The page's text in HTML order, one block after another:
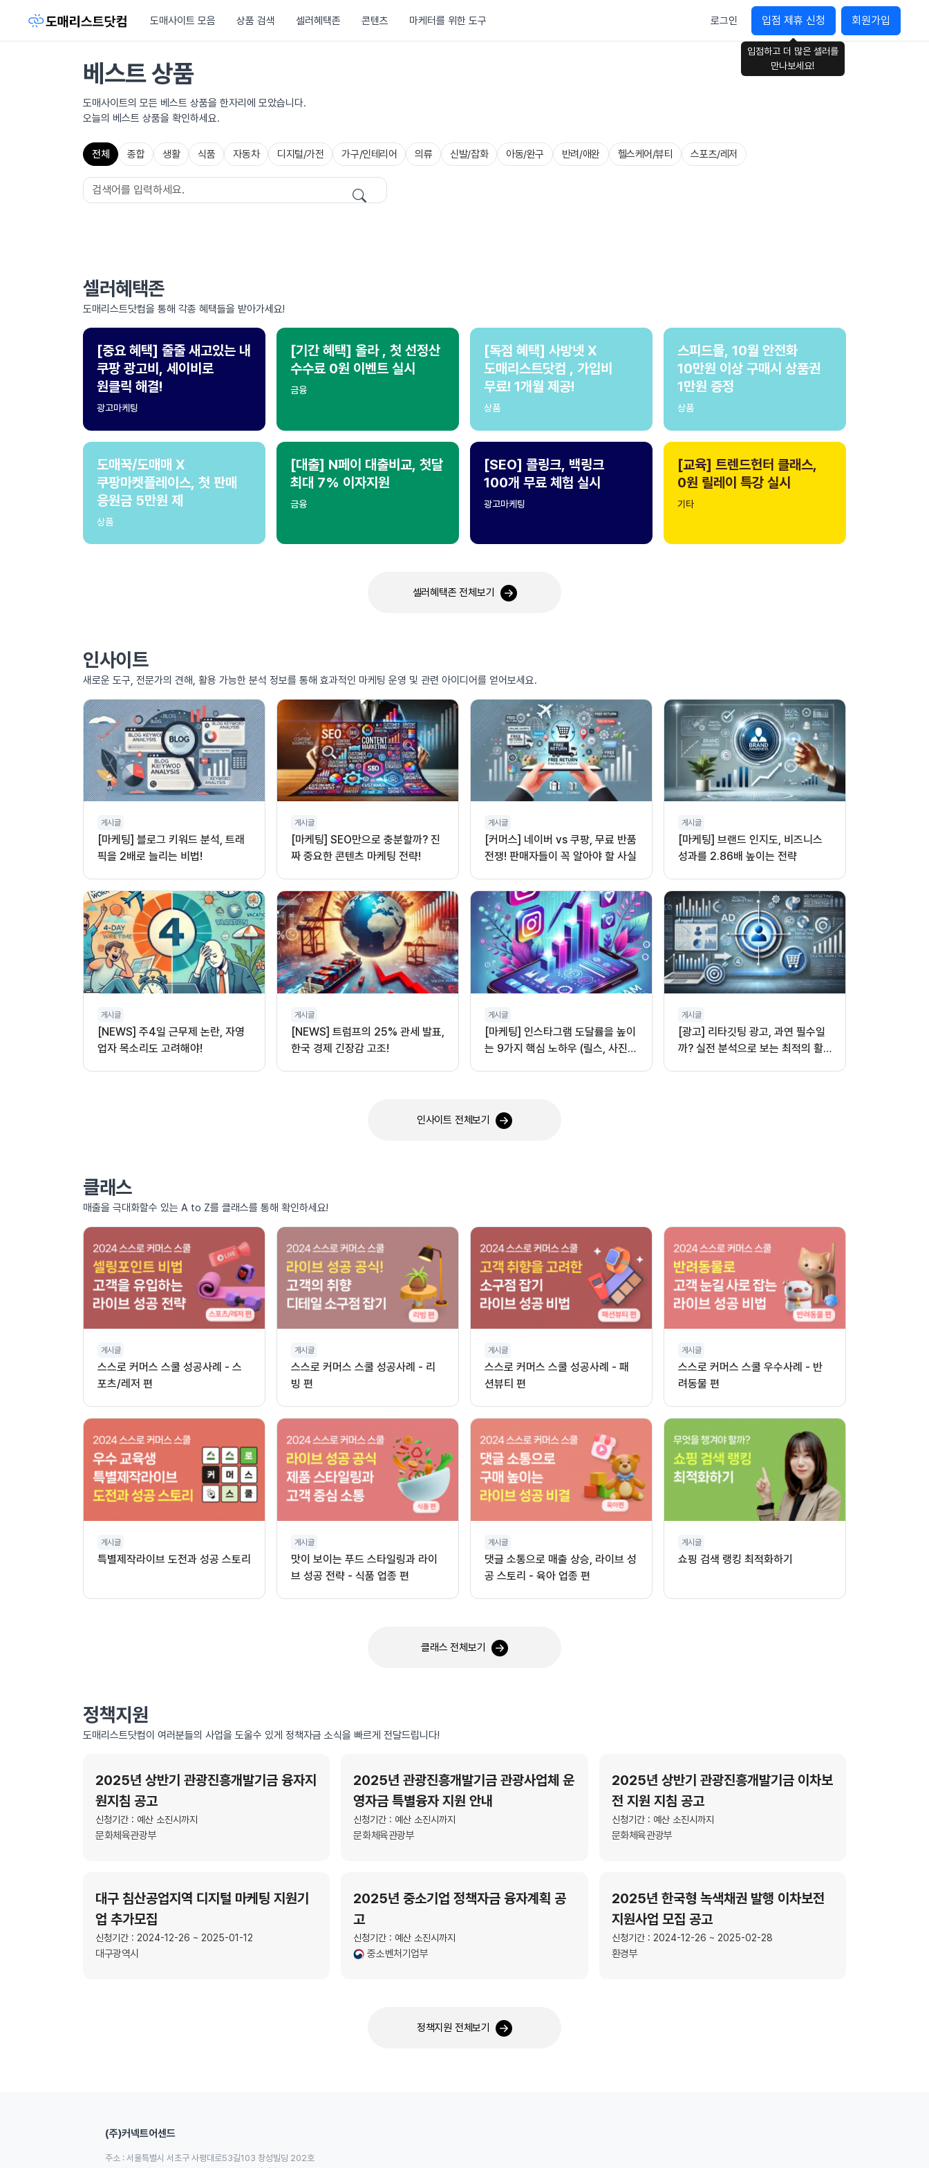
도매사이트 모음 상품 검색 셀러혜택존 콘텐츠 마케터를 위한 도구 로그인 입점 제휴 신청
입점하고 더 많은 셀러를
만나보세요!
회원가입
베스트 상품
도매사이트의 모든 베스트 상품을 한자리에 모았습니다.
오늘의 베스트 상품을 확인하세요.
전체 종합 생활 식품 자동차 디지털/가전 가구/인테리어 의류 신발/잡화 아동/완구 반려/애완 헬스케어/뷰티 스포츠/레저
셀러혜택존
도매리스트닷컴을 통해 각종 혜택들을 받아가세요!
[중요 혜택] 줄줄 새고있는 내
쿠팡 광고비, 세이비로
원클릭 해결!
광고마케팅
[기간 혜택] 올라 , 첫 선정산
수수료 0원 이벤트 실시
금융
[독점 혜택] 사방넷 X
도매리스트닷컴 , 가입비
무료! 1개월 제공!
상품
스피드몰, 10월 안전화
10만원 이상 구매시 상품권
1만원 증정
상품
도매꾹/도매매 X
쿠팡마켓플레이스, 첫 판매
응원금 5만원 제
상품
[대출] N페이 대출비교, 첫달
최대 7% 이자지원
금융
[SEO] 콜링크, 백링크
100개 무료 체험 실시
광고마케팅
[교육] 트렌드헌터 클래스,
0원 릴레이 특강 실시
기타
셀러혜택존 전체보기
인사이트
새로운 도구, 전문가의 견해, 활용 가능한 분석 정보를 통해 효과적인 마케팅 운영 및 관련 아이디어를 얻어보세요.
게시글
[마케팅] 블로그 키워드 분석, 트래
픽을 2배로 늘리는 비법!
게시글
[마케팅] SEO만으로 충분할까? 진
짜 중요한 콘텐츠 마케팅 전략!
게시글
[커머스] 네이버 vs 쿠팡, 무료 반품
전쟁! 판매자들이 꼭 알아야 할 사실
게시글
[마케팅] 브랜드 인지도, 비즈니스
성과를 2.86배 높이는 전략
게시글
[NEWS] 주4일 근무제 논란, 자영
업자 목소리도 고려해야!
게시글
[NEWS] 트럼프의 25% 관세 발표,
한국 경제 긴장감 고조!
게시글
[마케팅] 인스타그램 도달률을 높이
는 9가지 핵심 노하우 (릴스, 사진,
게시글
[광고] 리타깃팅 광고, 과연 필수일
까? 실전 분석으로 보는 최적의 활
인사이트 전체보기
클래스
매출을 극대화할수 있는 A to Z를 클래스를 통해 확인하세요!
게시글
스스로 커머스 스쿨 성공사례 - 스
포츠/레저 편
게시글
스스로 커머스 스쿨 성공사례 - 리
빙 편
게시글
스스로 커머스 스쿨 성공사례 - 패
션뷰티 편
게시글
스스로 커머스 스쿨 우수사례 - 반
려동물 편
게시글
특별제작라이브 도전과 성공 스토리
게시글
맛이 보이는 푸드 스타일링과 라이
브 성공 전략 - 식품 업종 편
게시글
댓글 소통으로 매출 상승, 라이브 성
공 스토리 - 육아 업종 편
게시글
쇼핑 검색 랭킹 최적화하기
클래스 전체보기
정책지원
도매리스트닷컴이 여러분들의 사업을 도울수 있게 정책자금 소식을 빠르게 전달드립니다!
2025년 상반기 관광진흥개발기금 융자지
원지침 공고
신청기간 : 예산 소진시까지
문화체육관광부
2025년 관광진흥개발기금 관광사업체 운
영자금 특별융자 지원 안내
신청기간 : 예산 소진시까지
문화체육관광부
2025년 상반기 관광진흥개발기금 이차보
전 지원 지침 공고
신청기간 : 예산 소진시까지
문화체육관광부
대구 침산공업지역 디지털 마케팅 지원기
업 추가모집
신청기간 : 2024-12-26 ~ 2025-01-12
대구광역시
2025년 중소기업 정책자금 융자계획 공
고
신청기간 : 예산 소진시까지
중소벤처기업부
2025년 한국형 녹색채권 발행 이차보전
지원사업 모집 공고
신청기간 : 2024-12-26 ~ 2025-02-28
환경부
정책지원 전체보기
(주)커넥트어센드
주소 : 서울특별시 서초구 사평대로53길103 창성빌딩 202호